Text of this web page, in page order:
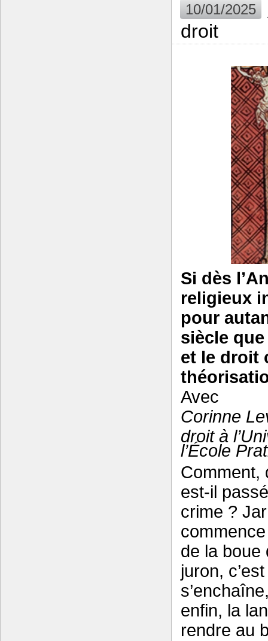
10/01/2025
droit
Si dès
religieux
pour
siècle
et le droit
Avec
Corinne
droit à
l’École
Comment,
est-il
crime ?
de la boue
juron,
enfin, la
rendre au